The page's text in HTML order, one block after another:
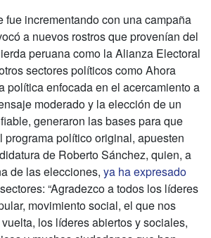
fue incrementando con una campaña
a nuevos rostros que provenían del
peruana como la Alianza Electoral
sectores políticos como Ahora
política enfocada en el acercamiento a
moderado y la elección de un
generaron las bases para que
programa político original, apuesten
de Roberto Sánchez, quien, a
de las elecciones, ya ha expresado
“Agradezco a todos los líderes
movimiento social, el que nos
los líderes abiertos y sociales,